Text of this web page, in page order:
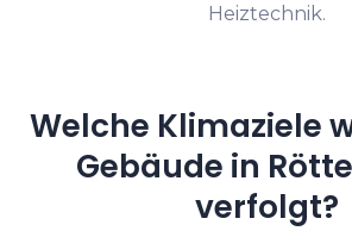
Heiztechnik.
Welche Klimaziele
Gebäude in
verfolgt?